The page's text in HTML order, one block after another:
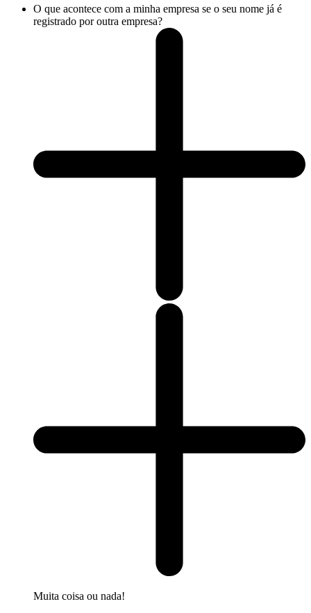
O que acontece com a minha empresa se o seu nome já é
registrado por outra empresa?
Muita coisa ou nada!